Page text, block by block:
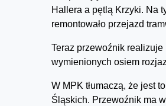
Hallera a pętlą Krzyki. Na
remontowało przejazd
Teraz przewoźnik
wymienionych osiem
W MPK tłumaczą, że jest
Śląskich. Przewoźnik ma